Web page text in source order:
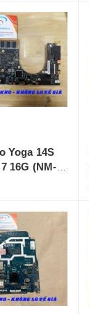
Yoga 14S
(NM-